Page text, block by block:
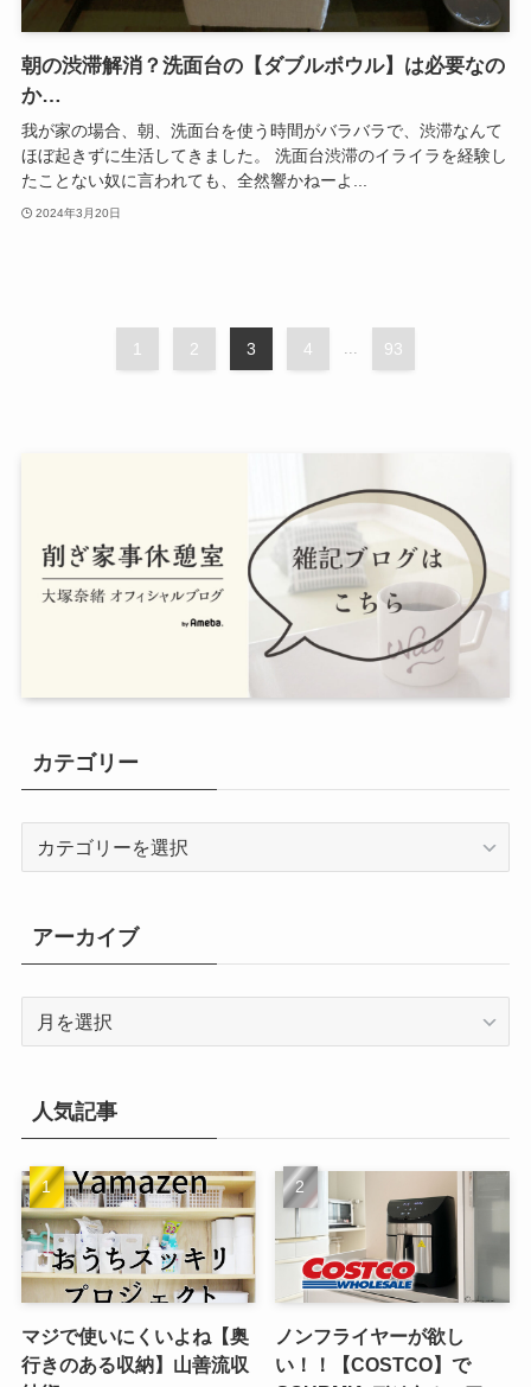
朝の渋滞解消？洗面台の【ダブルボウル】は必要なの
か…
我が家の場合、朝、洗面台を使う時間がバラバラで、渋滞なんて
ほぼ起きずに生活してきました。 洗面台渋滞のイライラを経験し
たことない奴に言われても、全然響かねーよ...
2024年3月20日
1 2 3 4 93
カテゴリー
リ
ー
アーカイブ
ブ
人気記事
マジで使いにくいよね【奥
行きのある収納】山善流収
ノンフライヤーが欲し
い！！【COSTCO】で